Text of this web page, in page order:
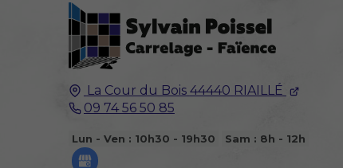
La Cour du Bois 44440 RIAILLÉ
09 74 56 50 85
Lun - Ven : 10h30 - 19h30 Sam : 8h - 12h